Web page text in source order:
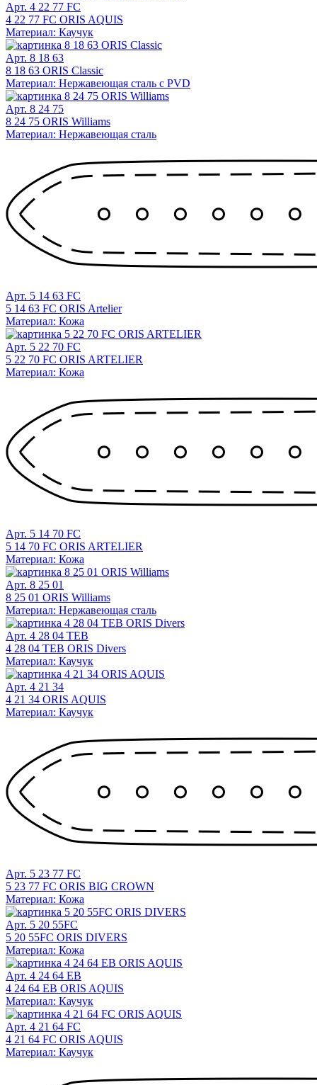
Арт. 4 22 77 FC
4 22 77 FC ORIS AQUIS
Материал: Каучук
Арт. 8 18 63
8 18 63 ORIS Classic
Материал: Нержавеющая сталь с PVD
Арт. 8 24 75
8 24 75 ORIS Williams
Материал: Нержавеющая сталь
Арт. 5 14 63 FC
5 14 63 FC ORIS Artelier
Материал: Кожа
Арт. 5 22 70 FC
5 22 70 FC ORIS ARTELIER
Материал: Кожа
Арт. 5 14 70 FC
5 14 70 FC ORIS ARTELIER
Материал: Кожа
Арт. 8 25 01
8 25 01 ORIS Williams
Материал: Нержавеющая сталь
Арт. 4 28 04 TEB
4 28 04 TEB ORIS Divers
Материал: Каучук
Арт. 4 21 34
4 21 34 ORIS AQUIS
Материал: Каучук
Арт. 5 23 77 FC
5 23 77 FC ORIS BIG CROWN
Материал: Кожа
Арт. 5 20 55FC
5 20 55FC ORIS DIVERS
Материал: Кожа
Арт. 4 24 64 EB
4 24 64 EB ORIS AQUIS
Материал: Каучук
Арт. 4 21 64 FC
4 21 64 FC ORIS AQUIS
Материал: Каучук